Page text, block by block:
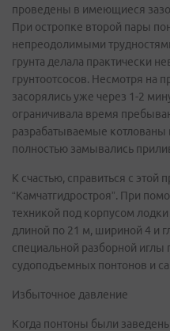
проведены в имеющиеся
При остропке второй пары
непреодолимыми
грунта делала практически
грунтоотсосов. Несмотря на
засорялись уже через 1-2
ограничивала время
разрабатываемые котлованы
полностью замывались
К счастью, справиться с
“Камчатгидростроя”. При
техникой под корпусом
длиной по 21 м, шириной 4 и
специальной разборной
судоподъемных понтонов и
Избыточное давление
Когда понтоны были